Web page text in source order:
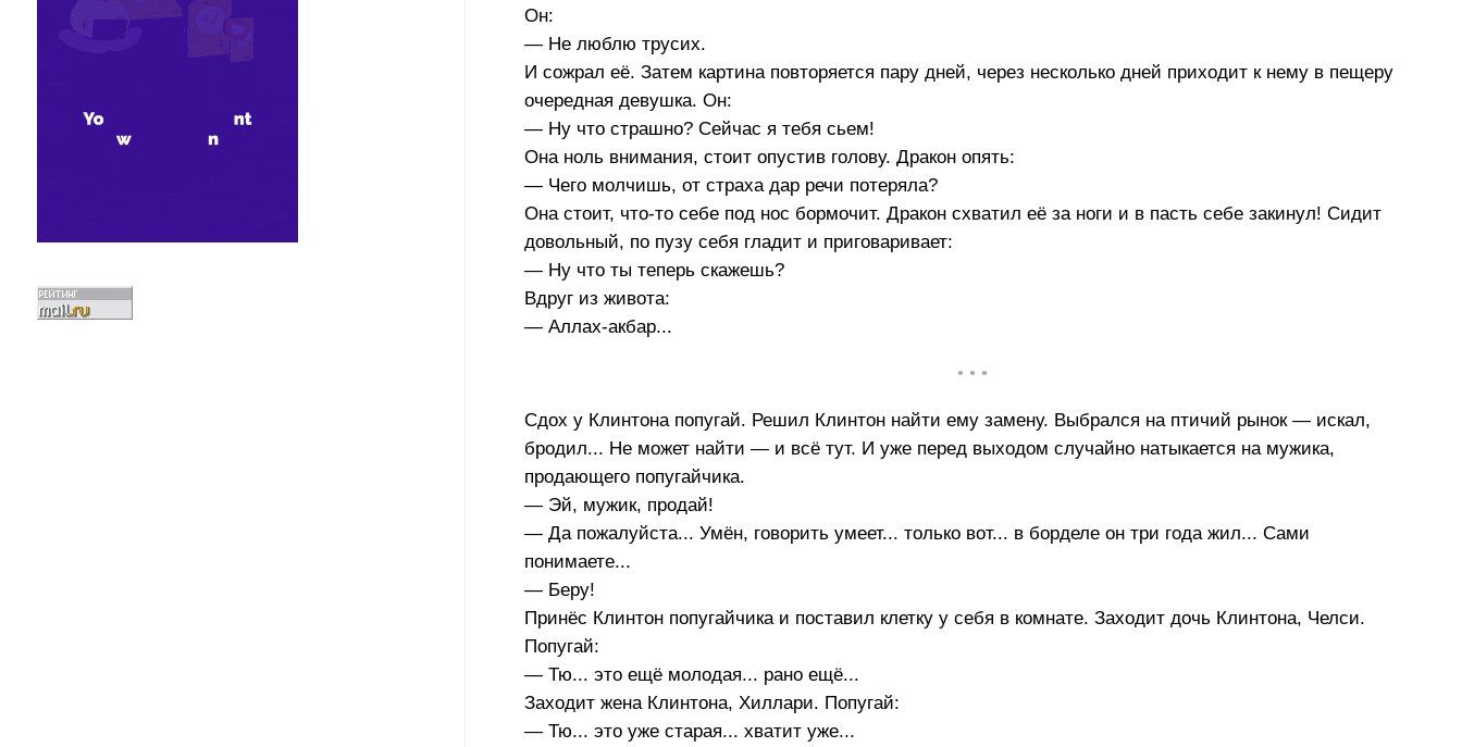
Он:
— Не люблю трусих.
И сожрал её. Затем картина повторяется пару дней, через несколько дней приходит к нему в пещеру
очередная девушка. Он:
— Ну что страшно? Сейчас я тебя сьем!
Она ноль внимания, стоит опустив голову. Дракон опять:
— Чего молчишь, от страха дар речи потеряла?
Она стоит, что-то себе под нос бормочит. Дракон схватил её за ноги и в пасть себе закинул! Сидит
довольный, по пузу себя гладит и приговаривает:
— Ну что ты теперь скажешь?
Вдруг из живота:
— Аллах-акбар...
• • •
Сдох у Клинтона попугай. Решил Клинтон найти ему замену. Выбрался на птичий рынок — искал,
бродил... Не может найти — и всё тут. И уже перед выходом случайно натыкается на мужика,
продающего попугайчика.
— Эй, мужик, продай!
— Да пожалуйста... Умён, говорить умеет... только вот... в борделе он три года жил... Сами
понимаете...
— Беру!
Принёс Клинтон попугайчика и поставил клетку у себя в комнате. Заходит дочь Клинтона, Челси.
Попугай:
— Тю... это ещё молодая... рано ещё...
Заходит жена Клинтона, Хиллари. Попугай:
— Тю... это уже старая... хватит уже...